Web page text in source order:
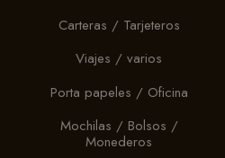
opciones
pueden
en
página
de
Carteras / Tarjeteros
Viajes / varios
Porta papeles / Oficina
Mochilas / Bolsos /
Monederos